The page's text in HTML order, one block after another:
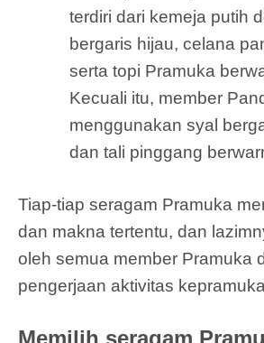
terdiri dari kemeja putih
bergaris hijau, celana
serta topi Pramuka
Kecuali itu, member
menggunakan syal
dan tali pinggang
Tiap-tiap seragam Pramuka
dan makna tertentu, dan
oleh semua member Pramuka
pengerjaan aktivitas
Memilih seragam